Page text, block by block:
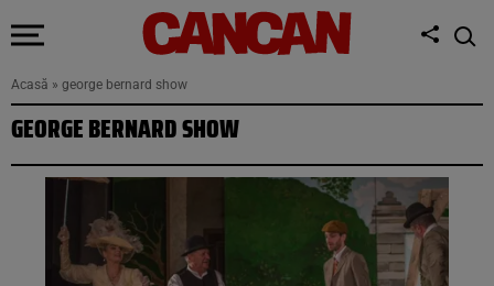
Acasă » george bernard show
GEORGE BERNARD SHOW